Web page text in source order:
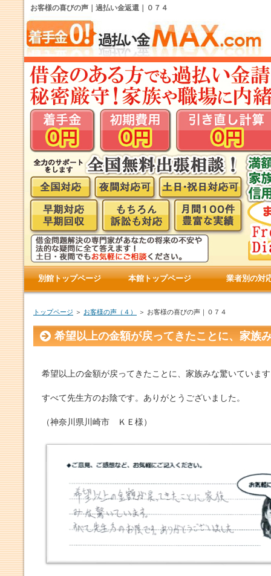
お客様の喜びの声｜過払い金返還｜０７４
トップページ ＞ お客様の声（４） ＞ お客様の喜びの声｜０７４
希望以上の金額が戻ってきたことに、家族
希望以上の金額が戻ってきたことに、家族みな驚いていま
すべて先生方のお陰です。ありがとうございました。
（神奈川県川崎市 ＫＥ様）
別館トップページ 本館トップページ 業者別の対